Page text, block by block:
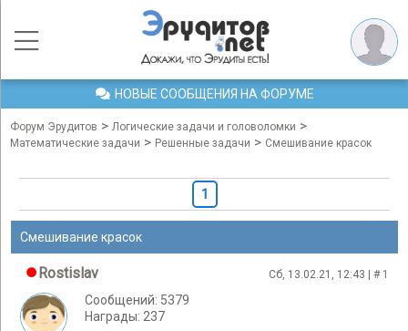
НОВЫЕ СООБЩЕНИЯ НА ФОРУМЕ
Форум Эрудитов > Логические задачи и головоломки >
Математические задачи > Решенные задачи > Смешивание красок
1
Смешивание красок
Rostislav Сб, 13.02.21, 12:43 | # 1
Сообщений: 5379
Награды: 237